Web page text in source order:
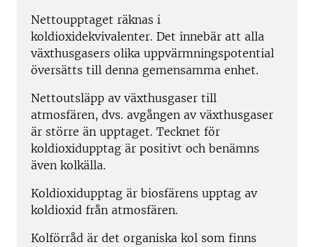
Nettoupptaget räknas i
koldioxidekvivalenter. Det innebär att alla
växthusgasers olika uppvärmningspotential
översätts till denna gemensamma enhet.
Nettoutsläpp av växthusgaser till
atmosfären, dvs. avgången av växthusgaser
är större än upptaget. Tecknet för
koldioxidupptag är positivt och benämns
även kolkälla.
Koldioxidupptag är biosfärens upptag av
koldioxid från atmosfären.
Kolförråd är det organiska kol som finns